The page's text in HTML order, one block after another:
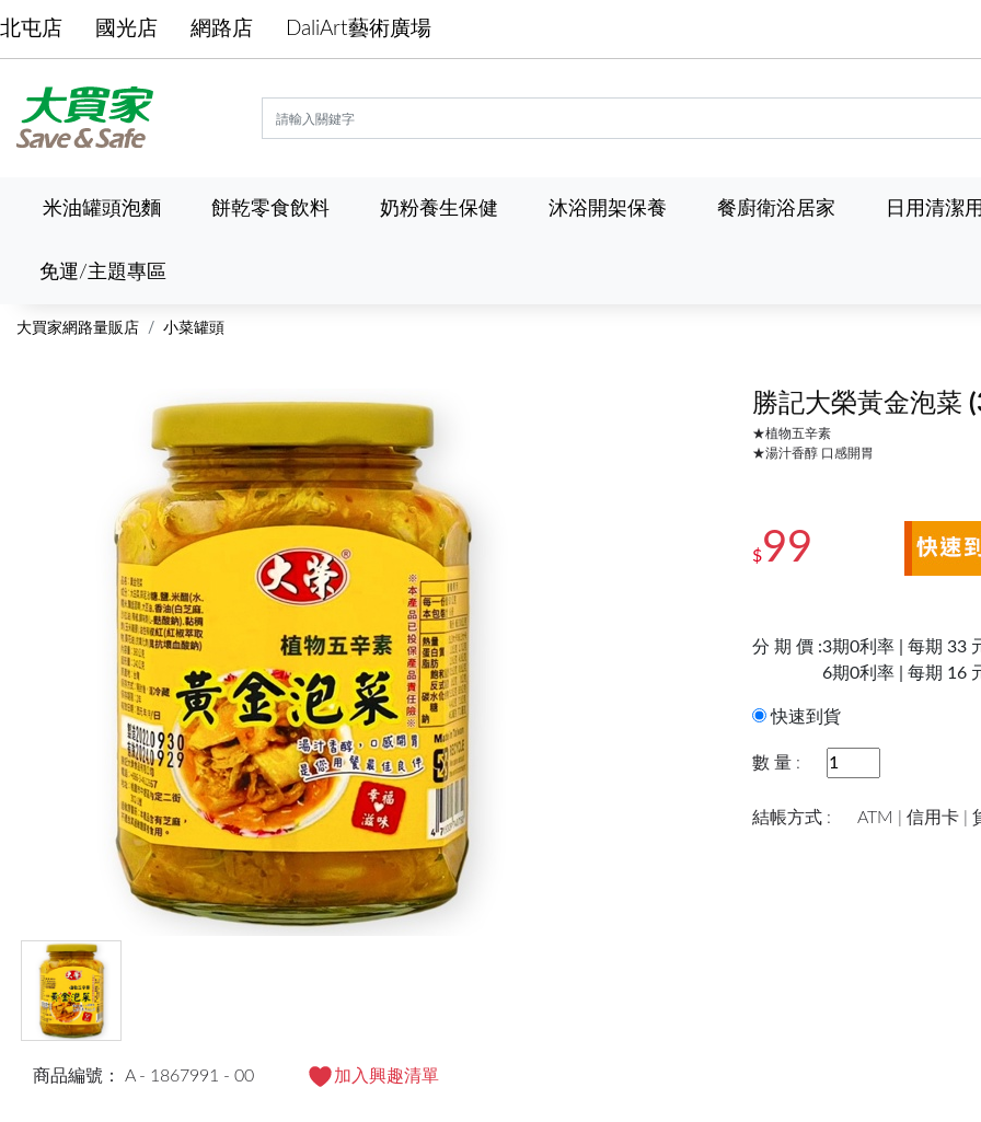
北屯店 國光店 網路店 DaliArt藝術廣場
米油罐頭泡麵 餅乾零食飲料 奶粉養生保健 沐浴開架保養 餐廚衛浴居家 日用清潔
免運/主題專區
大買家網路量販店 小菜罐頭
商品編號： A - 1867991 - 00 加入興趣清單
勝記大榮黃金泡菜
★植物五辛素
★湯汁香醇 口感開胃
$99
分 期 價 :3期0利率 | 每期 33
6期0利率 | 每期 16
快速到貨
數 量 :
結帳方式 : ATM | 信用卡 |